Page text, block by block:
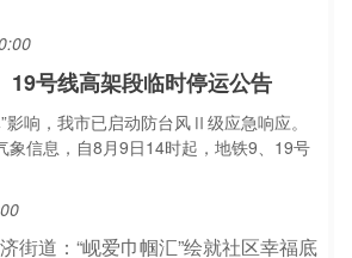
19号线高架段临时停运公告
影响，我市已启动防台风Ⅱ级应急响应。
象信息，自8月9日14时起，地铁9、19号